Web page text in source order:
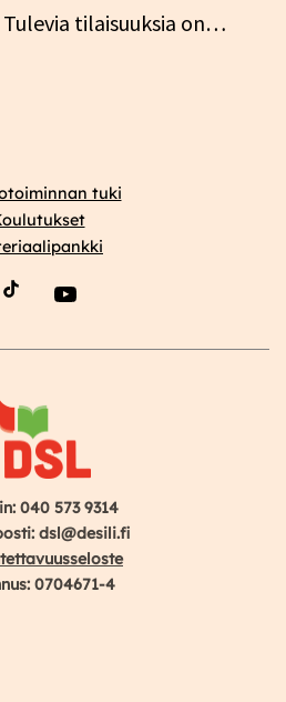
Tulevia tilaisuuksia on…
tuki
040 573 9314
dsl@desili.fi
0704671-4